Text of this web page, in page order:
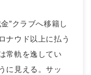
”クラブへ移籍し
ナウド以上に払う
常軌を逸してい
に見える。サッ